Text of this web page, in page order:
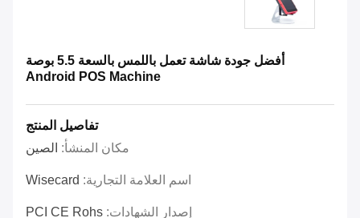
أفضل جودة شاشة تعمل باللمس بالسعة 5.5 بوصة
Android POS Machine
تفاصيل المنتج
مكان المنشأ: الصين
اسم العلامة التجارية: Wisecard
إصدار الشهادات: PCI CE Rohs